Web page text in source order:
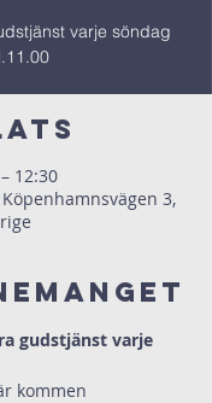
varje söndag
12:30
3,
gudstjänst varje
kommen